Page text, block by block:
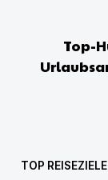
Top-
TOP